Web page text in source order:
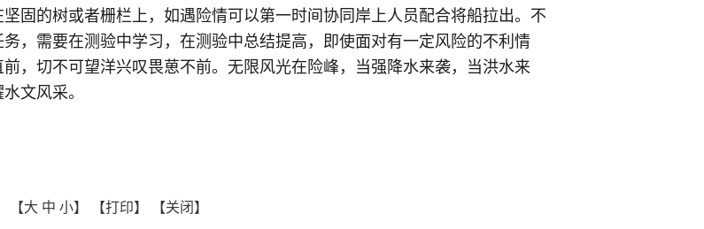
固的树或者栅栏上，如遇险情可以第一时间协同岸上人员配合将船拉出。不
，需要在测验中学习，在测验中总结提高，即使面对有一定风险的不利情
，切不可望洋兴叹畏葸不前。无限风光在险峰，当强降水来袭，当洪水来
文风采。
【大 中 小】 【打印】 【关闭】